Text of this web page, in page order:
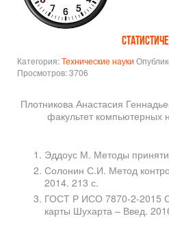
Категория:Технические науки
Просмотров: 3706
Плотникова Анастасия
факультет компьютерных
Эддоус М. Методы
Солонин С.И. Метод
2014. 213 с.
ГОСТ Р ИСО 7870-2-2015
карты Шухарта – Введ.